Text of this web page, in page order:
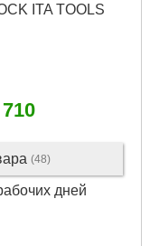
ITA TOOLS
(48)
дней